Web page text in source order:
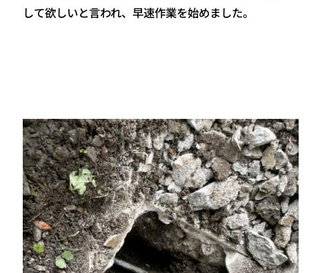
して欲しいと言われ、早速作業を始めました。